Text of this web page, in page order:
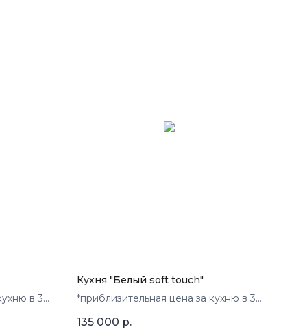
в 3
Кухня "Белый soft touch"
*приблизительная цена за кухню в 3
135 000 р.